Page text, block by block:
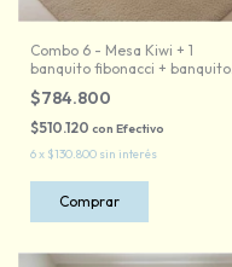
Combo 6 - Mesa Kiwi + 1
banquito fibonacci + banquito
kiwi / silla robotina
$784.800
$510.120 con Efectivo
6x $130.800 sin interés
Comprar